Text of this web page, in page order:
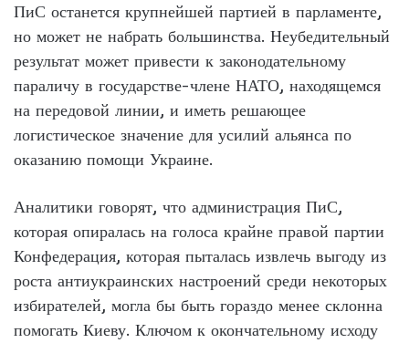
ПиС останется крупнейшей партией в парламенте,
но может не набрать большинства. Неубедительный
результат может привести к законодательному
параличу в государстве-члене НАТО, находящемся
на передовой линии, и иметь решающее
логистическое значение для усилий альянса по
оказанию помощи Украине.
Аналитики говорят, что администрация ПиС,
которая опиралась на голоса крайне правой партии
Конфедерация, которая пыталась извлечь выгоду из
роста антиукраинских настроений среди некоторых
избирателей, могла бы быть гораздо менее склонна
помогать Киеву. Ключом к окончательному исходу